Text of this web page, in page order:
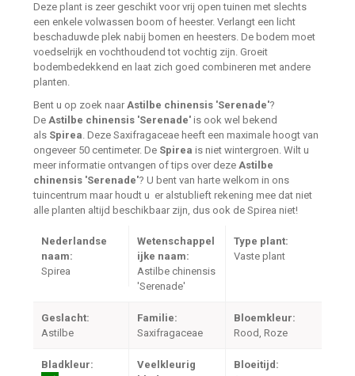
Deze plant is zeer geschikt voor vrij open tuinen met slechts
een enkele volwassen boom of heester. Verlangt een licht
beschaduwde plek nabij bomen en heesters. De bodem moet
voedselrijk en vochthoudend tot vochtig zijn. Groeit
bodembedekkend en laat zich goed combineren met andere
planten.
Bent u op zoek naar Astilbe chinensis 'Serenade'?
De Astilbe chinensis 'Serenade' is ook wel bekend
als Spirea. Deze Saxifragaceae heeft een maximale hoogt van
ongeveer 50 centimeter. De Spirea is niet wintergroen. Wilt u
meer informatie ontvangen of tips over deze Astilbe
chinensis 'Serenade'? U bent van harte welkom in ons
tuincentrum maar houdt u er alstublieft rekening mee dat niet
alle planten altijd beschikbaar zijn, dus ook de Spirea niet!
Nederlandse
naam:
Spirea
Wetenschappel
ijke naam:
Astilbe chinensis
'Serenade'
Type plant:
Vaste plant
Geslacht:
Astilbe
Familie:
Saxifragaceae
Bloemkleur:
Rood, Roze
Bladkleur:
Veelkleurig
Bloeitijd: